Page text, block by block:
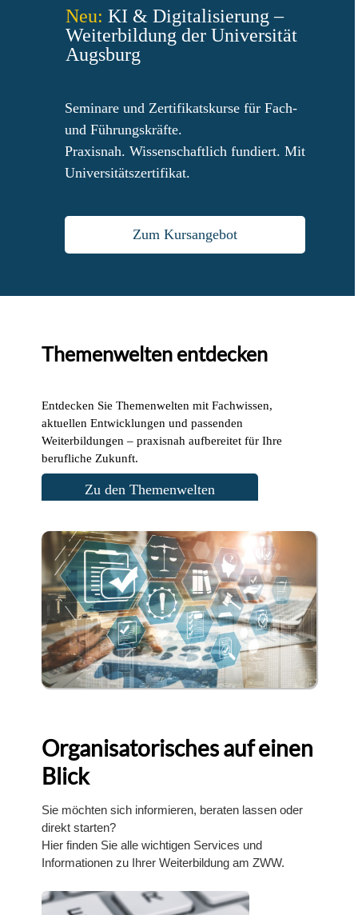
Neu: KI & Digitalisierung –
Weiterbildung der Universität
Augsburg
Seminare und Zertifikatskurse für Fach-
und Führungskräfte.
Praxisnah. Wissenschaftlich fundiert. Mit
Universitätszertifikat.
Zum Kursangebot
Themenwelten entdecken
Entdecken Sie Themenwelten mit Fachwissen,
aktuellen Entwicklungen und passenden
Weiterbildungen – praxisnah aufbereitet für Ihre
berufliche Zukunft.
Zu den Themenwelten
Organisatorisches auf einen
Blick
Sie möchten sich informieren, beraten lassen oder
direkt starten?
Hier finden Sie alle wichtigen Services und
Informationen zu Ihrer Weiterbildung am ZWW.